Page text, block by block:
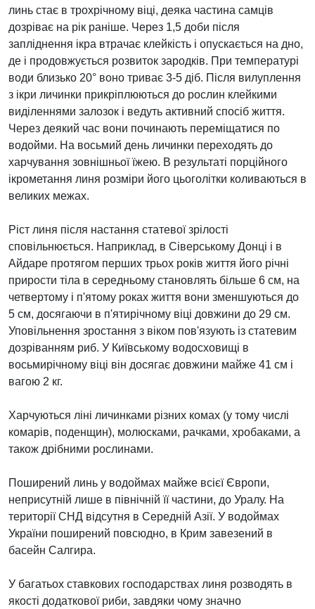
линь стає в трохрічному віці, деяка частина самців
дозріває на рік раніше. Через 1,5 доби після
запліднення ікра втрачає клейкість і опускається на дно,
де і продовжується розвиток зародків. При температурі
води близько 20° воно триває 3-5 діб. Після вилуплення
з ікри личинки прикріплюються до рослин клейкими
виділеннями залозок і ведуть активний спосіб життя.
Через деякий час вони починають переміщатися по
водойми. На восьмий день личинки переходять до
харчування зовнішньої їжею. В результаті порційного
ікрометання линя розміри його цьоголітки коливаються в
великих межах.
Ріст линя після настання статевої зрілості
сповільнюється. Наприклад, в Сіверському Донці і в
Айдаре протягом перших трьох років життя його річні
прирости тіла в середньому становлять більше 6 см, на
четвертому і п'ятому роках життя вони зменшуються до
5 см, досягаючи в п'ятирічному віці довжини до 29 см.
Уповільнення зростання з віком пов'язують із статевим
дозріванням риб. У Київському водосховищі в
восьмирічному віці він досягає довжини майже 41 см і
вагою 2 кг.
Харчуються ліні личинками різних комах (у тому числі
комарів, поденщин), молюсками, рачками, хробаками, а
також дрібними рослинами.
Поширений линь у водоймах майже всієї Європи,
неприсутній лише в північній її частини, до Уралу. На
території СНД відсутня в Середній Азії. У водоймах
України поширений повсюдно, в Крим завезений в
басейн Салгира.
У багатьох ставкових господарствах линя розводять в
якості додаткової риби, завдяки чому значно